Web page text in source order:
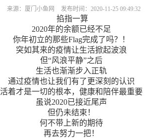
来源：厦门小鱼网 发布时间：2020-11-25 09:49:32
掐指一算
2020年的余额已经不足
你年初立的那些Flag完成了吗？！
突如其来的疫情让生活掀起波浪
但“风浪平静”之后
生活也渐渐步入正轨
通过疫情也让我们有了更深刻的认识
活着才是一切的根本，健康和陪伴最重要
虽说2020已接近尾声
但仍未结束！
何不带上新的期待
再去努力一把！